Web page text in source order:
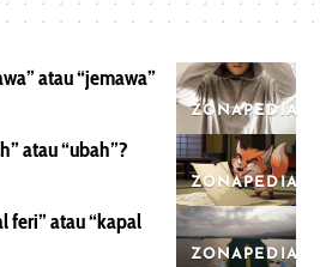
ZONAPEDIA
atau “jemawa”
ZONAPEDIA
atau “ubah”?
ZONAPEDIA
feri” atau “kapal